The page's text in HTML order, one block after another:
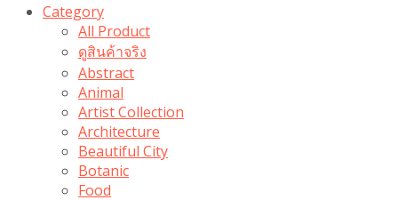
Category
All Product
ดูสินค้าจริง
Abstract
Animal
Artist Collection
Architecture
Beautiful City
Botanic
Food